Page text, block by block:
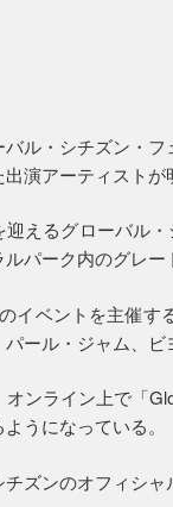
ル・シチズン・
演アーティストが
えるグローバル
パーク内のグレー
イベントを主催す
パール・ジャム、ビ
オンライン上で「
うになっている。
ズンのオフィシャ